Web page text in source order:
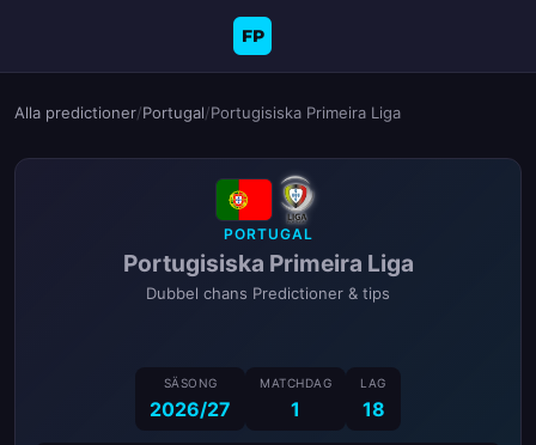
FP
Alla predictioner/Portugal/Portugisiska Primeira Liga
PORTUGAL
Portugisiska Primeira Liga
Dubbel chans Predictioner & tips
SÄSONG
2026/27
MATCHDAG
1
LAG
18